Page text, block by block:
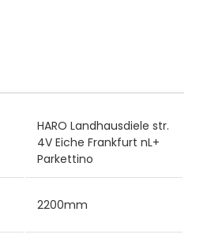
HARO Landhausdiele str.
4V Eiche Frankfurt nL+
Parkettino
2200mm